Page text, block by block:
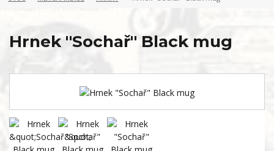
Hrnek "Sochař" Black mug